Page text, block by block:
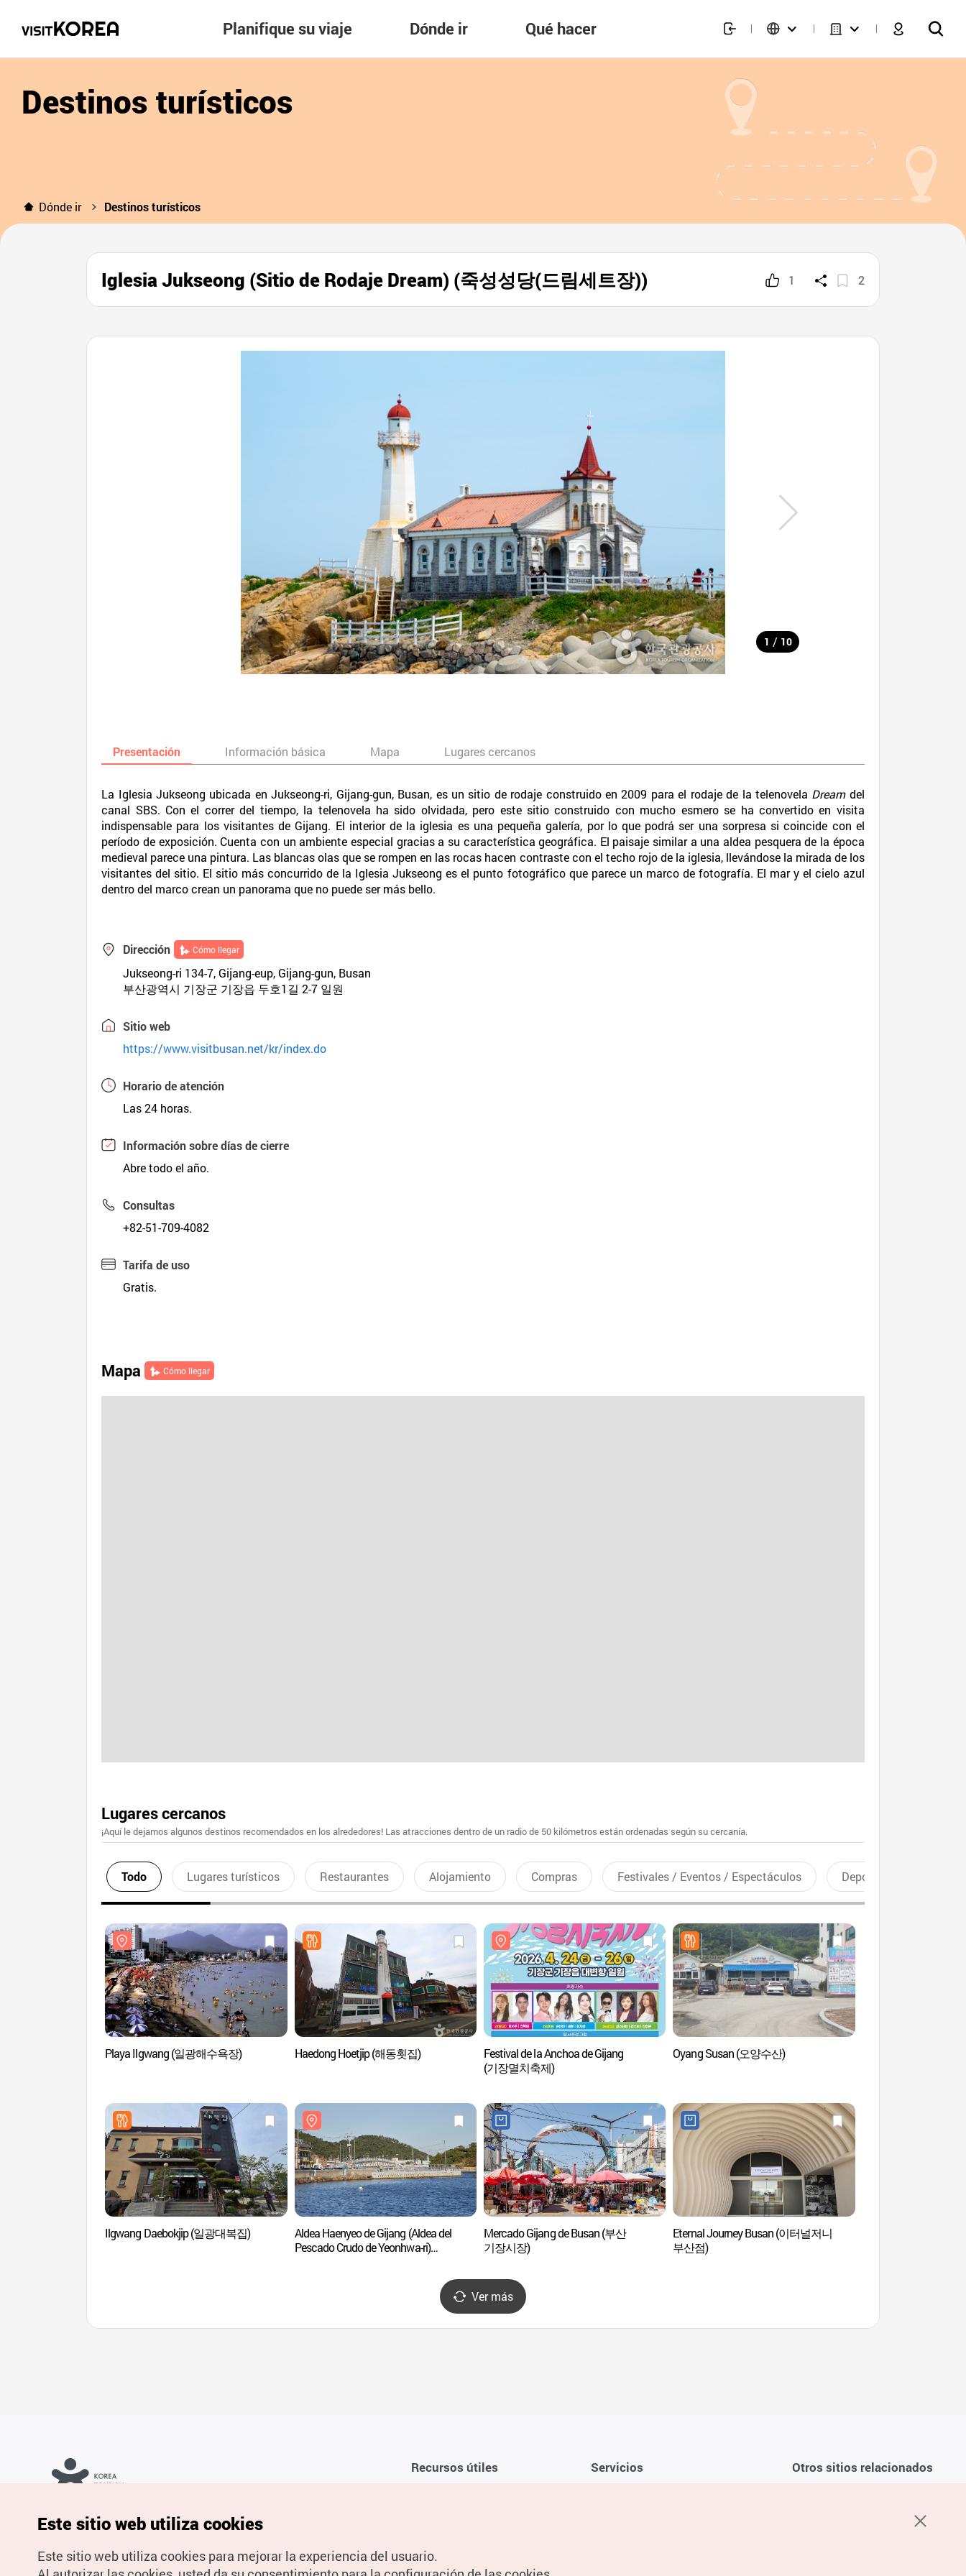
Planifique su viaje Dónde ir Qué hacer
Destinos turísticos
Dónde ir Destinos turísticos
Iglesia Jukseong (Sitio de Rodaje Dream) (죽성성당(드림세트장)) 1 2
1 / 10
Presentación Información básica Mapa Lugares cercanos
La Iglesia Jukseong ubicada en Jukseong-ri, Gijang-gun, Busan, es un sitio de rodaje construido en 2009 para el rodaje de la telenovela Dream del
canal SBS. Con el correr del tiempo, la telenovela ha sido olvidada, pero este sitio construido con mucho esmero se ha convertido en visita
indispensable para los visitantes de Gijang. El interior de la iglesia es una pequeña galería, por lo que podrá ser una sorpresa si coincide con el
período de exposición. Cuenta con un ambiente especial gracias a su característica geográfica. El paisaje similar a una aldea pesquera de la época
medieval parece una pintura. Las blancas olas que se rompen en las rocas hacen contraste con el techo rojo de la iglesia, llevándose la mirada de los
visitantes del sitio. El sitio más concurrido de la Iglesia Jukseong es el punto fotográfico que parece un marco de fotografía. El mar y el cielo azul
dentro del marco crean un panorama que no puede ser más bello.
Dirección Cómo llegar
Jukseong-ri 134-7, Gijang-eup, Gijang-gun, Busan
부산광역시 기장군 기장읍 두호1길 2-7 일원
Sitio web
https://www.visitbusan.net/kr/index.do
Horario de atención
Las 24 horas.
Información sobre días de cierre
Abre todo el año.
Consultas
+82-51-709-4082
Tarifa de uso
Gratis.
Mapa Cómo llegar
Lugares cercanos
¡Aquí le dejamos algunos destinos recomendados en los alrededores! Las atracciones dentro de un radio de 50 kilómetros están ordenadas según su cercanía.
Todo Lugares turísticos Restaurantes Alojamiento Compras Festivales / Eventos / Espectáculos Deportes recreativos
Playa Ilgwang (일광해수욕장) Haedong Hoetjip (해동횟집)
Festival de la Anchoa de Gijang
(기장멸치축제)
Oyang Susan (오양수산)
Ilgwang Daebokjip (일광대복집)
Aldea Haenyeo de Gijang (Aldea del
Pescado Crudo de Yeonhwa-ri)
Mercado Gijang de Busan (부산
기장시장)
Eternal Journey Busan (이터널저니
부산점)
Ver más
Recursos útiles
Guías digitales
Servicios Otros sitios relacionados
derechos reservados.
Para informes de errores y cuestiones relacionadas con el sitio
spanish@knto.or.kr
Este sitio web utiliza cookies
Este sitio web utiliza cookies para mejorar la experiencia del usuario.